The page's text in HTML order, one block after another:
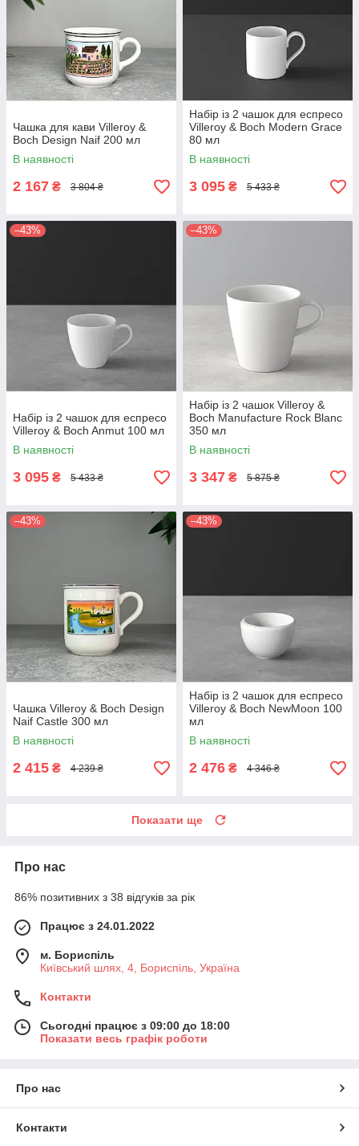
Чашка для кави Villeroy &
Boch Design Naif 200 мл
В наявності
2 167 ₴ 3 804 ₴
Набір із 2 чашок для еспресо
Villeroy & Boch Modern Grace
80 мл
В наявності
3 095 ₴ 5 433 ₴
–43%
Набір із 2 чашок для еспресо
Villeroy & Boch Anmut 100 мл
В наявності
3 095 ₴ 5 433 ₴
–43%
Набір із 2 чашок Villeroy &
Boch Manufacture Rock Blanc
350 мл
В наявності
3 347 ₴ 5 875 ₴
–43%
Чашка Villeroy & Boch Design
Naif Castle 300 мл
В наявності
2 415 ₴ 4 239 ₴
–43%
Набір із 2 чашок для еспресо
Villeroy & Boch NewMoon 100
мл
В наявності
2 476 ₴ 4 346 ₴
Показати ще
Про нас
86% позитивних з 38 відгуків за рік
Працює з 24.01.2022
м. Бориспіль
Київський шлях, 4, Бориспіль, Україна
Контакти
Сьогодні працює з 09:00 до 18:00
Показати весь графік роботи
Про нас
Контакти